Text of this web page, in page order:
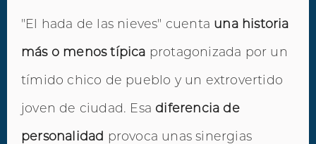
"El hada de las nieves" cuenta una historia
más o menos típica protagonizada por un
tímido chico de pueblo y un extrovertido
joven de ciudad. Esa diferencia de
personalidad provoca unas sinergias